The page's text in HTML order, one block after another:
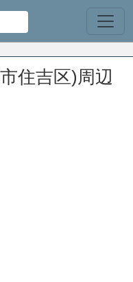
住吉区)周辺